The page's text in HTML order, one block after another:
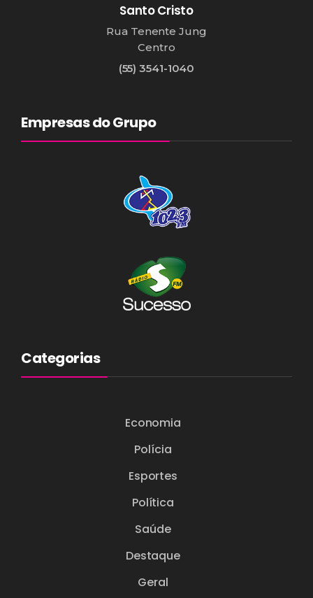
Santo Cristo
Rua Tenente Jung
Centro
(55) 3541-1040
Empresas do Grupo
Categorias
Economia
Polícia
Esportes
Política
Saúde
Destaque
Geral